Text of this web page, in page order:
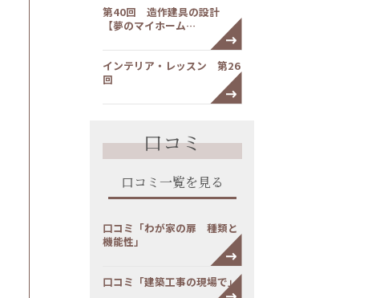
第40回 造作建具の設計
【夢のマイホーム…
インテリア・レッスン 第26
回
口コミ
口コミ一覧を見る
口コミ「わが家の扉 種類と
機能性」
口コミ「建築工事の現場で」